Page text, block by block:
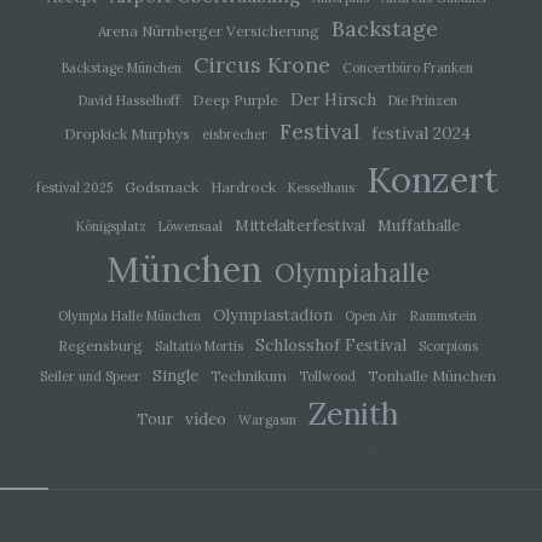
Arena Nürnberger Versicherung Backstage
Backstage München Circus Krone
Concertbüro Franken
David Hasselhoff
Deep Purple Der Hirsch Die Prinzen
Dropkick Murphys eisbrecher Festival festival 2024
festival 2025 Godsmack Hardrock Kesselhaus Konzert
Königsplatz Löwensaal Mittelalterfestival Muffathalle
München Olympiahalle
Olympia Halle München Olympiastadion Open Air Rammstein
Regensburg Saltatio Mortis Schlosshof Festival
Scorpions
Seiler und Speer
Single Technikum Tollwood Tonhalle München
Tour video Wargasm Zenith
Zwecke und Mittel dieser Verarbeitung durch das
Unionsrecht oder das Recht der Mitgliedstaaten
vorgegeben, so kann der Verantwortliche
beziehungsweise können die bestimmten
Kriterien seiner Benennung nach dem
vorgesehen werden.
Auftragsverarbeiter ist eine natürliche oder
juristische Person, Behörde, Einrichtung oder
andere Stelle, die personenbezogene Daten im
Auftrag des Verantwortlichen verarbeitet.